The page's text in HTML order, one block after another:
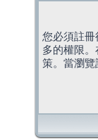
您必須註
多的權限
策。當瀏覽